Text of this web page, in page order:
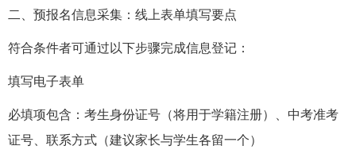
二、预报名信息采集：线上表单填写要点
符合条件者可通过以下步骤完成信息登记：
填写电子表单
必填项包含：考生身份证号（将用于学籍注册）、中考准考
证号、联系方式（建议家长与学生各留一个）